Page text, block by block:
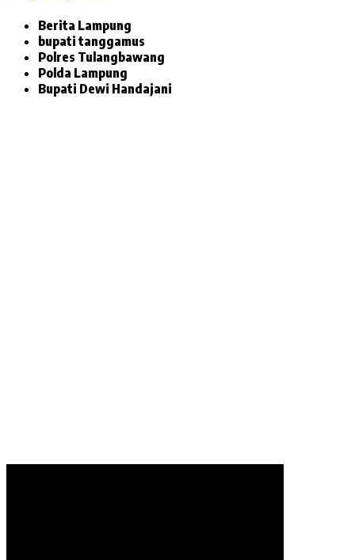
Berita Lampung
bupati tanggamus
Polres Tulangbawang
Polda Lampung
Bupati Dewi Handajani